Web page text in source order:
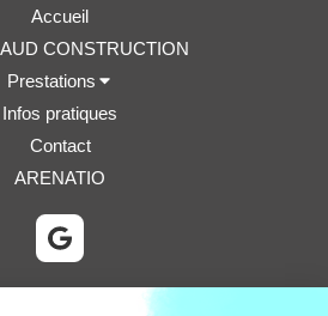
Accueil
CONSTRUCTION
Prestations
Infos pratiques
Contact
ARENATIO
CONSTRUCTION